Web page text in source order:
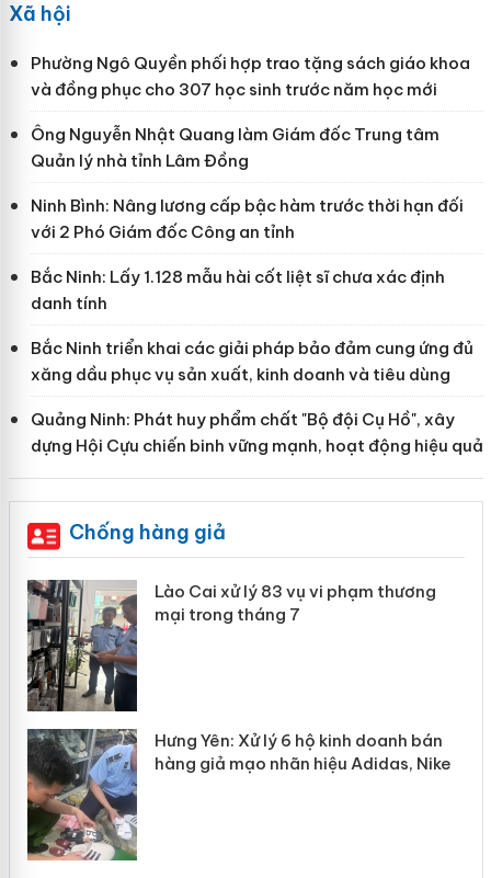
Xã hội
Phường Ngô Quyền phối hợp trao tặng sách giáo khoa
và đồng phục cho 307 học sinh trước năm học mới
Ông Nguyễn Nhật Quang làm Giám đốc Trung tâm
Quản lý nhà tỉnh Lâm Đồng
Ninh Bình: Nâng lương cấp bậc hàm trước thời hạn đối
với 2 Phó Giám đốc Công an tỉnh
Bắc Ninh: Lấy 1.128 mẫu hài cốt liệt sĩ chưa xác định
danh tính
Bắc Ninh triển khai các giải pháp bảo đảm cung ứng đủ
xăng dầu phục vụ sản xuất, kinh doanh và tiêu dùng
Quảng Ninh: Phát huy phẩm chất "Bộ đội Cụ Hồ", xây
dựng Hội Cựu chiến binh vững mạnh, hoạt động hiệu quả
Chống hàng giả
Lào Cai xử lý 83 vụ vi phạm thương
mại trong tháng 7
Hưng Yên: Xử lý 6 hộ kinh doanh bán
hàng giả mạo nhãn hiệu Adidas, Nike